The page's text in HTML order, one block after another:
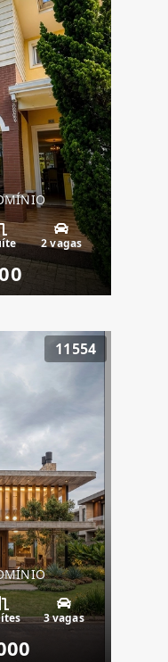
2 vagas
11554
3 vagas